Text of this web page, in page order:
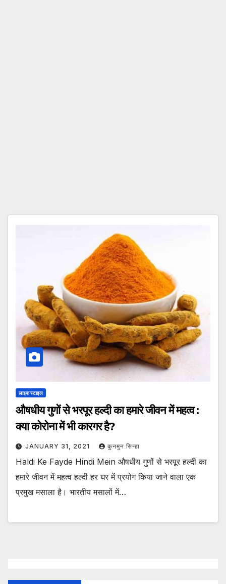
लाइफ स्टाइल
औषधीय गुणों से भरपूर हल्दी का हमारे जीवन में महत्व :
क्या कोरोना में भी कारगर है?
JANUARY 31, 2021 कुनमुन सिन्हा
Haldi Ke Fayde Hindi Mein औषधीय गुणों से भरपूर हल्दी का
हमारे जीवन में महत्व हल्दी हर घर में प्रयोग किया जाने वाला एक
प्रमुख मसाला है। भारतीय मसालों में…